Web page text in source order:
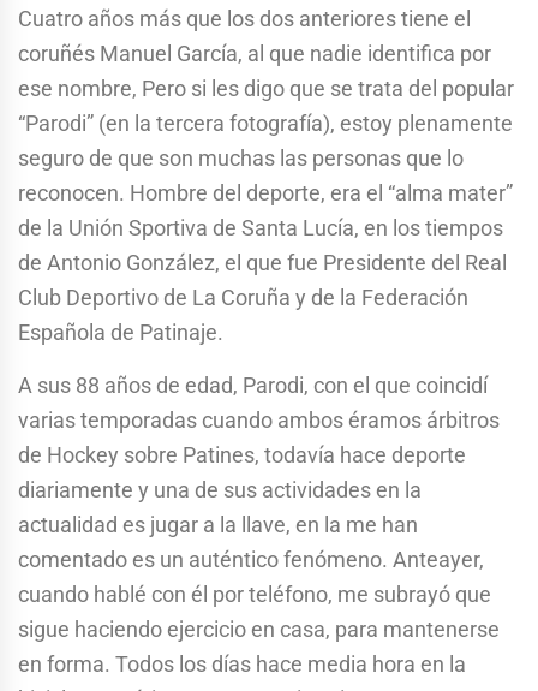
Cuatro años más que los dos anteriores tiene el
coruñés Manuel García, al que nadie identifica por
ese nombre, Pero si les digo que se trata del popular
“Parodi” (en la tercera fotografía), estoy plenamente
seguro de que son muchas las personas que lo
reconocen. Hombre del deporte, era el “alma mater”
de la Unión Sportiva de Santa Lucía, en los tiempos
de Antonio González, el que fue Presidente del Real
Club Deportivo de La Coruña y de la Federación
Española de Patinaje.
A sus 88 años de edad, Parodi, con el que coincidí
varias temporadas cuando ambos éramos árbitros
de Hockey sobre Patines, todavía hace deporte
diariamente y una de sus actividades en la
actualidad es jugar a la llave, en la me han
comentado es un auténtico fenómeno. Anteayer,
cuando hablé con él por teléfono, me subrayó que
sigue haciendo ejercicio en casa, para mantenerse
en forma. Todos los días hace media hora en la